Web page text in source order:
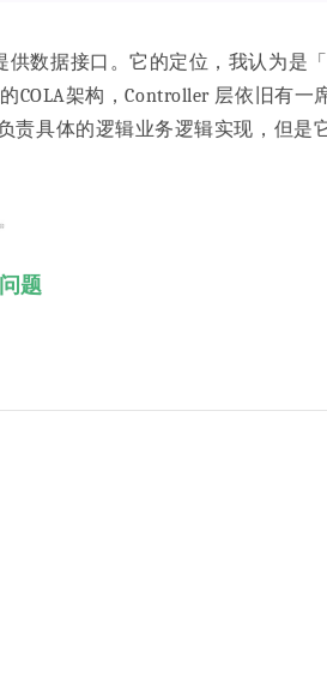
数据接口。它的定位，我认为是
架构，Controller 层依旧有一
责具体的逻辑业务逻辑实现，但是
题